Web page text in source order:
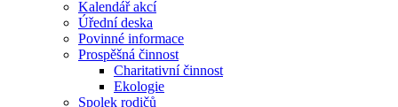
Kalendář akcí
Úřední deska
Povinné informace
Prospěšná činnost
Charitativní činnost
Ekologie
Spolek rodičů